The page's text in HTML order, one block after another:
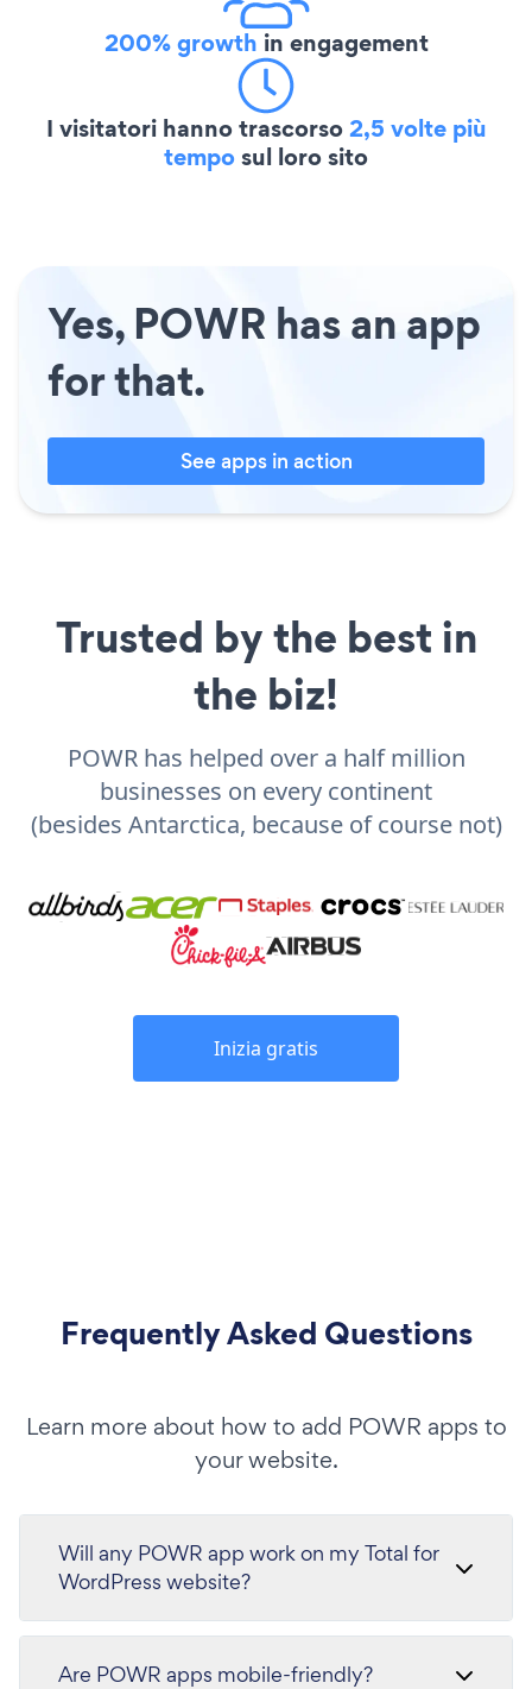
200% growth in engagement
I visitatori hanno trascorso2,5 volte più
temposul loro sito
Yes, POWR has an app
for that.
See apps in action
Trusted by the best in
the biz!
POWR has helped over a half million
businesses on every continent
(besides Antarctica, because of course not)
Inizia gratis
Frequently Asked Questions
Learn more about how to add POWR apps to
your website.
Will any POWR app work on my Total for
WordPress website?
Are POWR apps mobile-friendly?